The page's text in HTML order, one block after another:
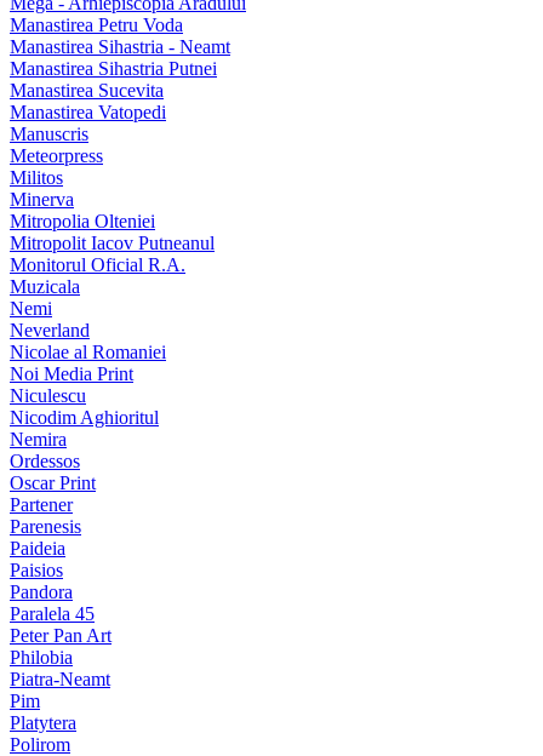
Manastirea Petru Voda
Manastirea Sihastria - Neamt
Manastirea Sihastria Putnei
Manastirea Sucevita
Manastirea Vatopedi
Manuscris
Meteorpress
Militos
Minerva
Mitropolia Olteniei
Mitropolit Iacov Putneanul
Monitorul Oficial R.A.
Muzicala
Nemi
Neverland
Nicolae al Romaniei
Noi Media Print
Niculescu
Nicodim Aghioritul
Nemira
Ordessos
Oscar Print
Partener
Parenesis
Paideia
Paisios
Pandora
Paralela 45
Peter Pan Art
Philobia
Piatra-Neamt
Pim
Platytera
Polirom